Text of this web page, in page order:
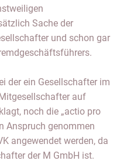
Sache der
und schon gar
der ein Gesellschafter im
auf
noch die „actio pro
Anspruch genommen
angewendet werden, da
der M GmbH ist.